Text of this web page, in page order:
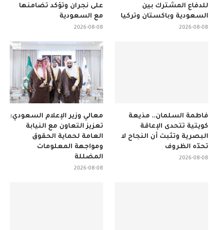
على نجران وتؤكد تضامنها
مع السعودية
2026-08-08
للدفاع المشترك بين
السعودية وباكستان وتركيا
2026-08-08
معالي وزير الإعلام السعودي:
تعزيز التعاون مع النيابة
العامة لحماية الحقوق
ومواجهة المعلومات
المضللة
2026-08-08
فاطمة السلمان.. مذيعة
كويتية تتحدى الإعاقة
البصرية وتثبت أن النجاح لا
تحدّه الظروف
2026-08-08